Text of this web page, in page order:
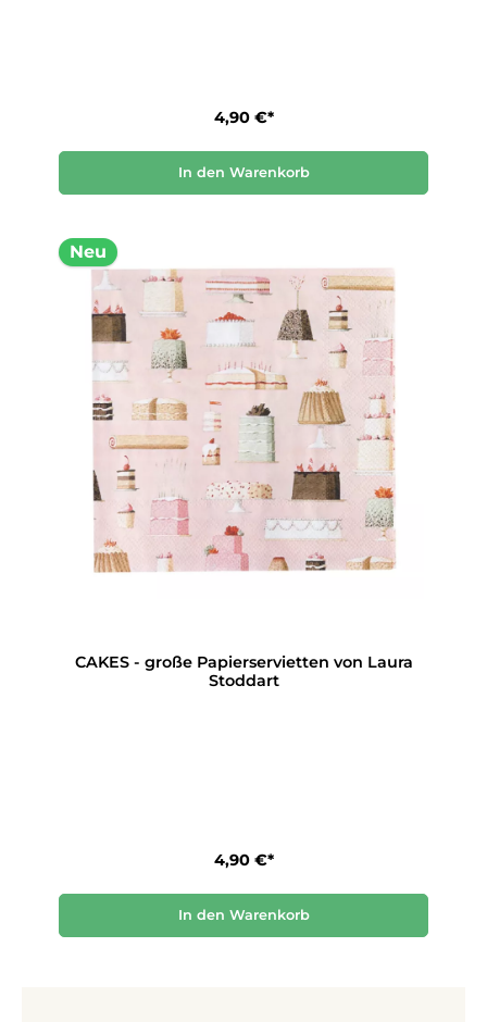
4,90 €*
In den Warenkorb
Neu
CAKES - große Papierservietten von Laura
Stoddart
4,90 €*
In den Warenkorb